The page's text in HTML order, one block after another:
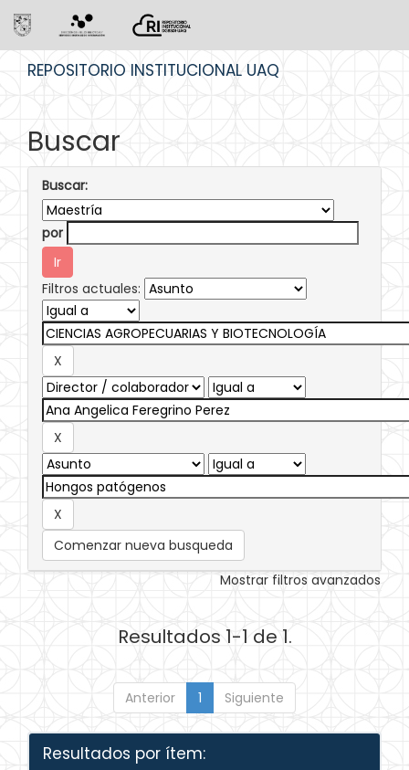
REPOSITORIO INSTITUCIONAL UAQ
Buscar
Buscar:
por
Filtros actuales:
Comenzar nueva busqueda
Mostrar filtros avanzados
Resultados 1-1 de 1.
Anterior 1 Siguiente
Resultados por ítem: